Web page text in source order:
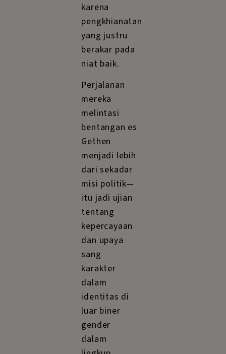
karena
pengkhianatan
yang justru
berakar pada
niat baik.
Perjalanan
mereka
melintasi
bentangan es
Gethen
menjadi lebih
dari sekadar
misi politik—
itu jadi ujian
tentang
kepercayaan
dan upaya
sang
karakter
dalam
identitas di
luar biner
gender
dalam